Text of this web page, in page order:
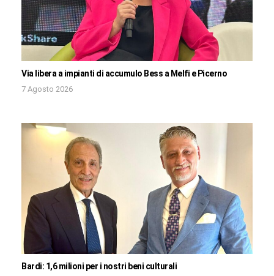
Via libera a impianti di accumulo Bess a Melfi e Picerno
7 Agosto 2026
Bardi: 1,6 milioni per i nostri beni culturali